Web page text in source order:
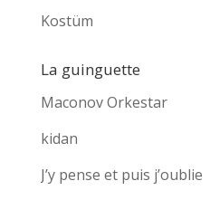
Kostüm
La guinguette
Maconov Orkestar
kidan
J’y pense et puis j’oublie